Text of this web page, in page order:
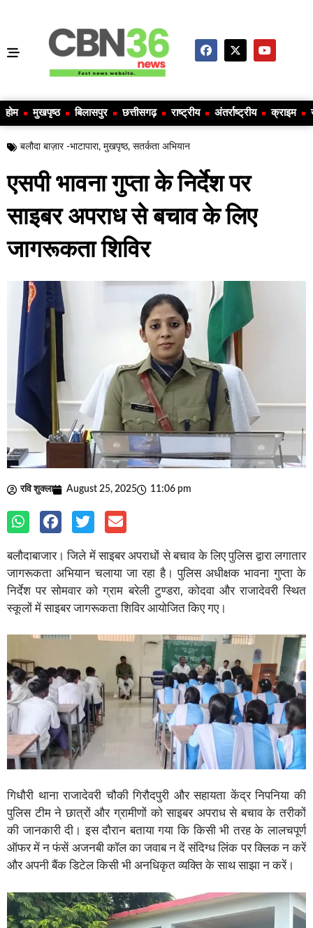
होम मुखपृष्ठ बिलासपुर छत्तीसगढ़ राष्ट्रीय अंतर्राष्ट्रीय क्राइम
बलौदा बाज़ार -भाटापारा, मुखपृष्ठ, सतर्कता अभियान
एसपी भावना गुप्ता के निर्देश पर
साइबर अपराध से बचाव के लिए
जागरूकता शिविर
रवि शुक्ला August 25, 2025 11:06 pm
बलौदाबाजार। जिले में साइबर अपराधों से बचाव के लिए पुलिस द्वारा लगातार
जागरूकता अभियान चलाया जा रहा है। पुलिस अधीक्षक भावना गुप्ता के
निर्देश पर सोमवार को ग्राम बरेली टुण्डरा, कोदवा और राजादेवरी स्थित
स्कूलों में साइबर जागरूकता शिविर आयोजित किए गए।
गिधौरी थाना राजादेवरी चौकी गिरौदपुरी और सहायता केंद्र निपनिया की
पुलिस टीम ने छात्रों और ग्रामीणों को साइबर अपराध से बचाव के तरीकों
की जानकारी दी। इस दौरान बताया गया कि किसी भी तरह के लालचपूर्ण
ऑफर में न फंसें अजनबी कॉल का जवाब न दें संदिग्ध लिंक पर क्लिक न करें
और अपनी बैंक डिटेल किसी भी अनधिकृत व्यक्ति के साथ साझा न करें।